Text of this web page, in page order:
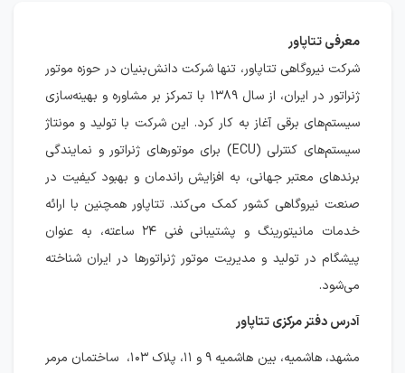
معرفی تتاپاور
شرکت نیروگاهی تتاپاور، تنها شرکت دانش‌بنیان در حوزه موتور
ژنراتور در ایران، از سال ۱۳۸۹ با تمرکز بر مشاوره و بهینه‌سازی
سیستم‌های برقی آغاز به کار کرد. این شرکت با تولید و مونتاژ
سیستم‌های کنترلی (ECU) برای موتورهای ژنراتور و نمایندگی
برندهای معتبر جهانی، به افزایش راندمان و بهبود کیفیت در
صنعت نیروگاهی کشور کمک می‌کند. تتاپاور همچنین با ارائه
خدمات مانیتورینگ و پشتیبانی فنی ۲۴ ساعته، به عنوان
پیشگام در تولید و مدیریت موتور ژنراتورها در ایران شناخته
می‌شود.
آدرس دفتر مرکزی تتاپاور
مشهد، هاشمیه، بین هاشمیه ۹ و ۱۱، پلاک ۱۰۳، ساختمان مرمر